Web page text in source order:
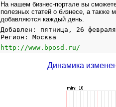
На нашем бизнес-портале вы
полезных статей о бизнесе, а
добавляются каждый день.
Добавлен: пятница, 26
Регион: Москва
http://www.bposd.ru/
Динамика